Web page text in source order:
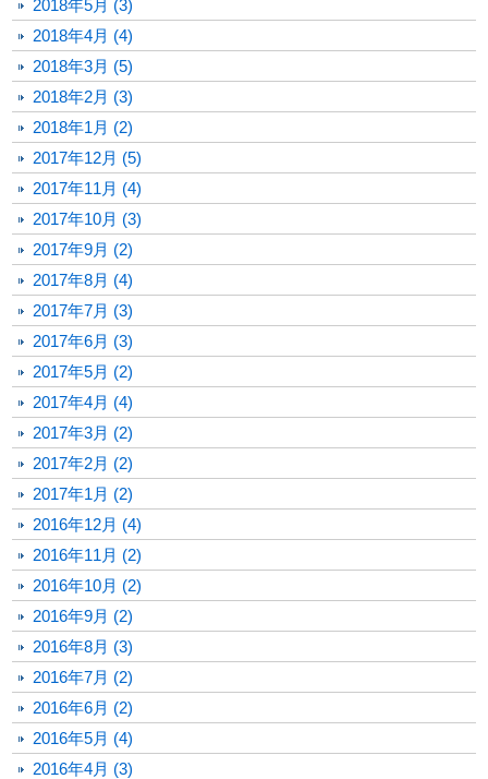
2018年5月 (3)
2018年4月 (4)
2018年3月 (5)
2018年2月 (3)
2018年1月 (2)
2017年12月 (5)
2017年11月 (4)
2017年10月 (3)
2017年9月 (2)
2017年8月 (4)
2017年7月 (3)
2017年6月 (3)
2017年5月 (2)
2017年4月 (4)
2017年3月 (2)
2017年2月 (2)
2017年1月 (2)
2016年12月 (4)
2016年11月 (2)
2016年10月 (2)
2016年9月 (2)
2016年8月 (3)
2016年7月 (2)
2016年6月 (2)
2016年5月 (4)
2016年4月 (3)